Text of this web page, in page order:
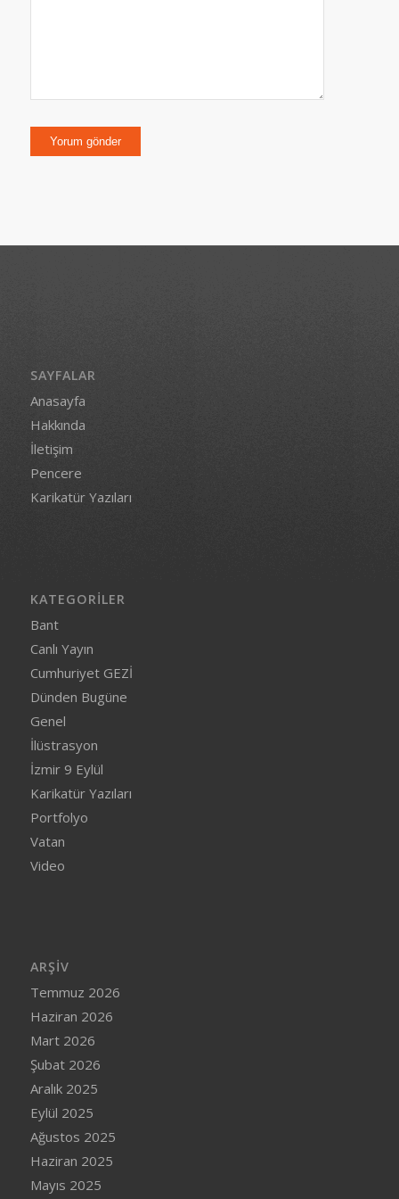
SAYFALAR
Anasayfa
Hakkında
İletişim
Pencere
Karikatür Yazıları
KATEGORILER
Bant
Canlı Yayın
Cumhuriyet GEZİ
Dünden Bugüne
Genel
İlüstrasyon
İzmir 9 Eylül
Karikatür Yazıları
Portfolyo
Vatan
Video
ARŞIV
Temmuz 2026
Haziran 2026
Mart 2026
Şubat 2026
Aralık 2025
Eylül 2025
Ağustos 2025
Haziran 2025
Mayıs 2025